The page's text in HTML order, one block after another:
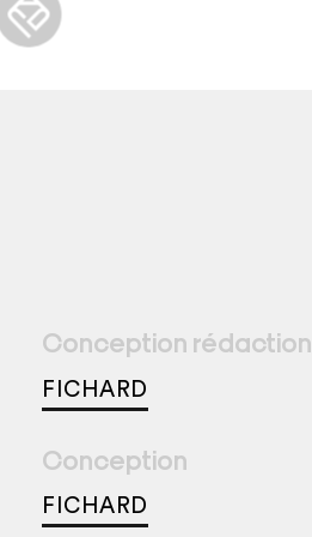
Conception rédaction
FICHARD
Conception
FICHARD